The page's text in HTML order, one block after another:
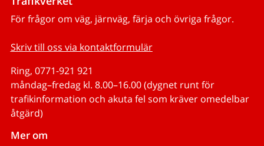
För frågor om väg, järnväg, färja och övriga frågor.
Skriv till oss via kontaktformulär
Ring, 0771-921 921
måndag–fredag kl. 8.00–16.00 (dygnet runt för
trafikinformation och akuta fel som kräver omedelbar
åtgärd)
Mer om